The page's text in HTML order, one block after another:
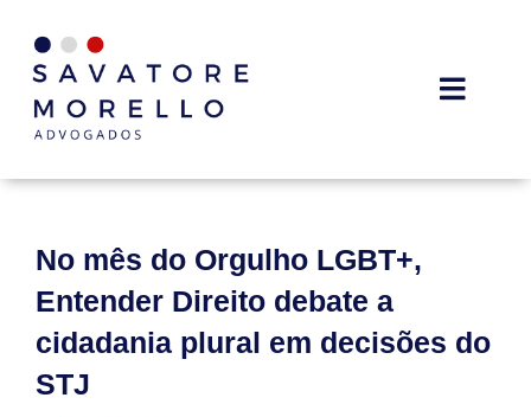
No mês do Orgulho LGBT+,
Entender Direito debate a
cidadania plural em decisões do
STJ